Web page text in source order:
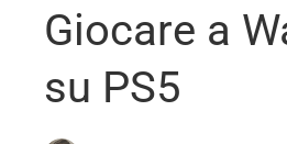
Giocare a
su PS5